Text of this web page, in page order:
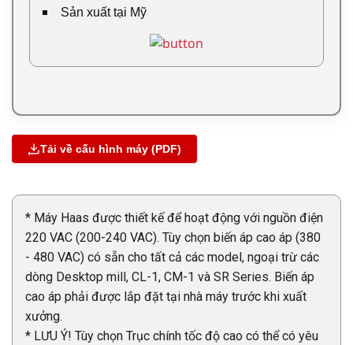
Sản xuất tại Mỹ
Tải về cấu hình máy (PDF)
* Máy Haas được thiết kế để hoạt động với nguồn điện
220 VAC (200-240 VAC). Tùy chọn biến áp cao áp (380
- 480 VAC) có sẵn cho tất cả các model, ngoại trừ các
dòng Desktop mill, CL-1, CM-1 và SR Series. Biến áp
cao áp phải được lắp đặt tại nhà máy trước khi xuất
xưởng.
* LƯU Ý! Tùy chọn Trục chính tốc độ cao có thể có yêu